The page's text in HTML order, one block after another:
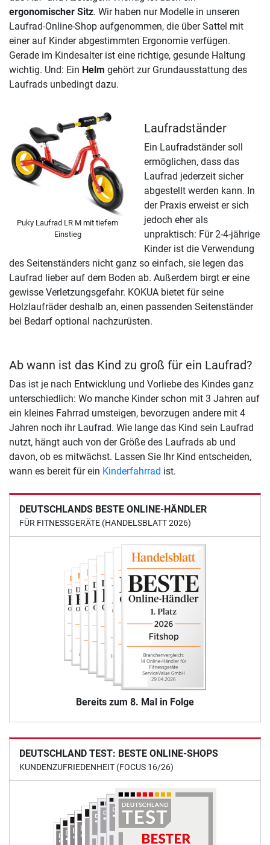
DEUTSCHLANDS BESTE ONLINE-HÄNDLER
FÜR FITNESSGERÄTE (HANDELSBLATT 2026)
Bereits zum 8. Mal in Folge
DEUTSCHLAND TEST: BESTE ONLINE-SHOPS
KUNDENZUFRIEDENHEIT (FOCUS 16/26)
ergonomischer Sitz. Wir haben nur Modelle in unseren
Laufrad-Online-Shop aufgenommen, die über Sattel mit
einer auf Kinder abgestimmten Ergonomie verfügen.
Gerade im Kindesalter ist eine richtige, gesunde Haltung
wichtig. Und: Ein Helm gehört zur Grundausstattung des
Laufrads unbedingt dazu.
Puky Laufrad LR M mit tiefem
Einstieg
Laufradständer
Ein Laufradständer soll
ermöglichen, dass das
Laufrad jederzeit sicher
abgestellt werden kann. In
der Praxis erweist er sich
jedoch eher als
unpraktisch: Für 2-4-jährige
Kinder ist die Verwendung
des Seitenständers nicht ganz so einfach, sie legen das
Laufrad lieber auf dem Boden ab. Außerdem birgt er eine
gewisse Verletzungsgefahr. KOKUA bietet für seine
Holzlaufräder deshalb an, einen passenden Seitenständer
bei Bedarf optional nachzurüsten.
Ab wann ist das Kind zu groß für ein Laufrad?
Das ist je nach Entwicklung und Vorliebe des Kindes ganz
unterschiedlich: Wo manche Kinder schon mit 3 Jahren auf
ein kleines Fahrrad umsteigen, bevorzugen andere mit 4
Jahren noch ihr Laufrad. Wie lange das Kind sein Laufrad
nutzt, hängt auch von der Größe des Laufrads ab und
davon, ob es mitwächst. Lassen Sie Ihr Kind entscheiden,
wann es bereit für ein Kinderfahrrad ist.